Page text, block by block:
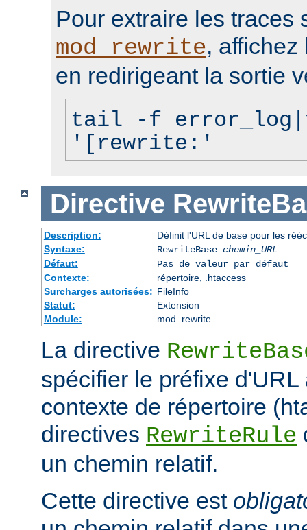
Pour extraire les traces
mod_rewrite,
en redirigeant la sortie
tail -f
'[rewrite:'
Directive
Description:
Définit l'URL de base pour les
Syntaxe:
RewriteBase chemin_URL
Défaut:
Pas de valeur par défaut
Contexte:
répertoire, .htaccess
Surcharges autorisées: FileInfo
Statut:
Extension
Module:
mod_rewrite
La directive
spécifier le préfixe
contexte de répertoire
directives RewriteRule
un chemin relatif.
Cette directive est